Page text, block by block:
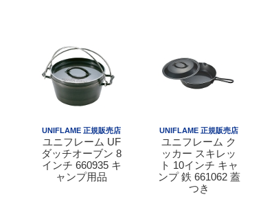
UNIFLAME 正規販売店
ユニフレーム UF
ダッチオーブン 8
インチ 660935 キ
ャンプ用品
UNIFLAME 正規販売店
ユニフレーム ク
ッカー スキレッ
ト 10インチ キャ
ンプ 鉄 661062 蓋
つき